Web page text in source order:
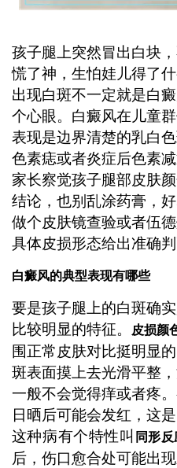
孩子腿上突然冒出白块
慌了神，生怕娃儿得了
出现白斑不一定就是白
个心眼。白癜风在儿童
表现是边界清楚的乳白
色素痣或者炎症后色素
家长察觉孩子腿部皮肤
结论，也别乱涂药膏，
做个皮肤镜查验或者伍
具体皮损形态给出准确
白癜风的典型表现有哪些
要是孩子腿上的白斑确
比较明显的特征。
皮损颜
围正常皮肤对比挺明显
斑表面摸上去光滑平整
一般不会觉得痒或者疼
日晒后可能会发红，这
这种病有个特性叫 同形反
后，伤口愈合处可能出